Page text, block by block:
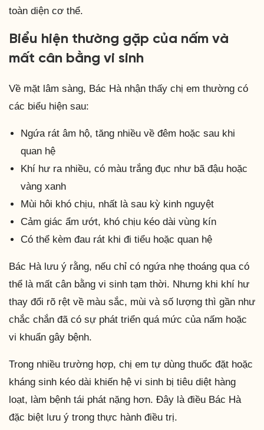
toàn diện cơ thể.
Biểu hiện thường gặp của nấm và
mất cân bằng vi sinh
Về mặt lâm sàng, Bác Hà nhận thấy chị em thường có
các biểu hiện sau:
Ngứa rát âm hộ, tăng nhiều về đêm hoặc sau khi
quan hệ
Khí hư ra nhiều, có màu trắng đục như bã đậu hoặc
vàng xanh
Mùi hôi khó chịu, nhất là sau kỳ kinh nguyệt
Cảm giác ẩm ướt, khó chịu kéo dài vùng kín
Có thể kèm đau rát khi đi tiểu hoặc quan hệ
Bác Hà lưu ý rằng, nếu chỉ có ngứa nhẹ thoáng qua có
thể là mất cân bằng vi sinh tạm thời. Nhưng khi khí hư
thay đổi rõ rệt về màu sắc, mùi và số lượng thì gần như
chắc chắn đã có sự phát triển quá mức của nấm hoặc
vi khuẩn gây bệnh.
Trong nhiều trường hợp, chị em tự dùng thuốc đặt hoặc
kháng sinh kéo dài khiến hệ vi sinh bị tiêu diệt hàng
loạt, làm bệnh tái phát nặng hơn. Đây là điều Bác Hà
đặc biệt lưu ý trong thực hành điều trị.